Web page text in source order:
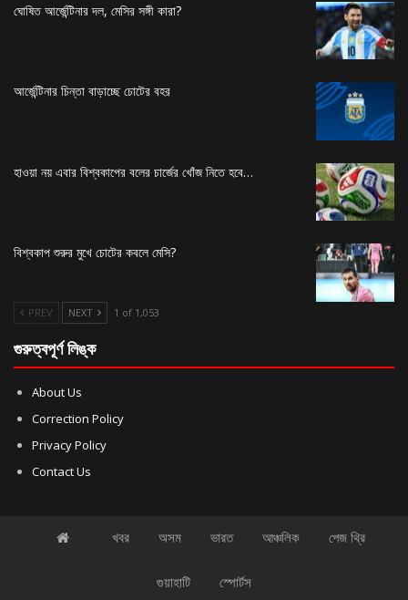
ঘোষিত আর্জেন্টিনার দল, মেসির সঙ্গী কারা?
আর্জেন্টিনার চিন্তা বাড়াচ্ছে চোটের বহর
হাওয়া নয় এবার বিশ্বকাপের বলের চার্জের খোঁজ নিতে হবে…
বিশ্বকাপ শুরুর মুখে চোটের কবলে মেসি?
PREV NEXT 1 of 1,053
গুরুত্বপূর্ণ লিঙ্ক
About Us
Correction Policy
Privacy Policy
Contact Us
খবর অসম ভারত আঞ্চলিক পেজ থ্রি
গুয়াহাটি স্পোর্টস